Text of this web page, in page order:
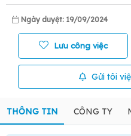
Ngày duyệt: 19/09/2024
Lưu công việc
Gửi tôi
THÔNG TIN CÔNG TY